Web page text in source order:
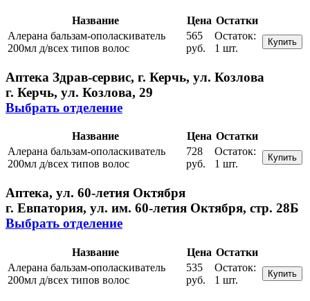
Название Цена Остатки
Алерана бальзам-ополаскиватель
200мл д/всех типов волос
565
руб.
Остаток:
1 шт.
Купить
Аптека Здрав-сервис, г. Керчь, ул. Козлова
г. Керчь, ул. Козлова, 29
Выбрать отделение
Название Цена Остатки
Алерана бальзам-ополаскиватель
200мл д/всех типов волос
728
руб.
Остаток:
1 шт.
Купить
Аптека, ул. 60-летия Октября
г. Евпатория, ул. им. 60-летия Октября, стр. 28Б
Выбрать отделение
Название Цена Остатки
Алерана бальзам-ополаскиватель
200мл д/всех типов волос
535
руб.
Остаток:
1 шт.
Купить